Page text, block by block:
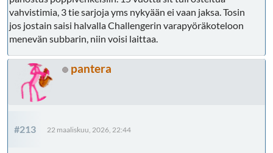
vahvistimia, 3 tie sarjoja yms nykyään ei vaan jaksa. Tosin
jos jostain saisi halvalla Challengerin varapyöräkoteloon
menevän subbarin, niin voisi laittaa.
pantera
#213 22 maaliskuu, 2026, 22:44